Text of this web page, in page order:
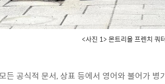
<사진 1> 몬트리올 프렌치 쿼
든 공식적 문서, 상표 등에서 영어와 불어가